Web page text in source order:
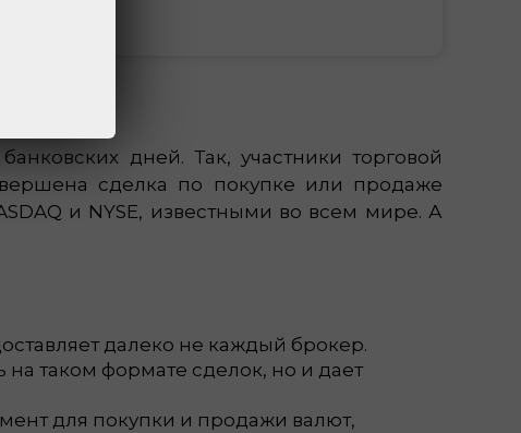
дней. Так, участники торговой
сделка по покупке или продаже
и NYSE, известными во всем мире. А
далеко не каждый брокер.
таком формате сделок, но и дает
для покупки и продажи валют,